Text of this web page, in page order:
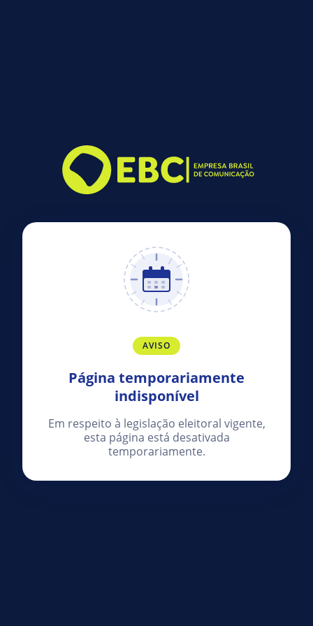
AVISO
Página temporariamente
indisponível
Em respeito à legislação eleitoral vigente,
esta página está desativada
temporariamente.